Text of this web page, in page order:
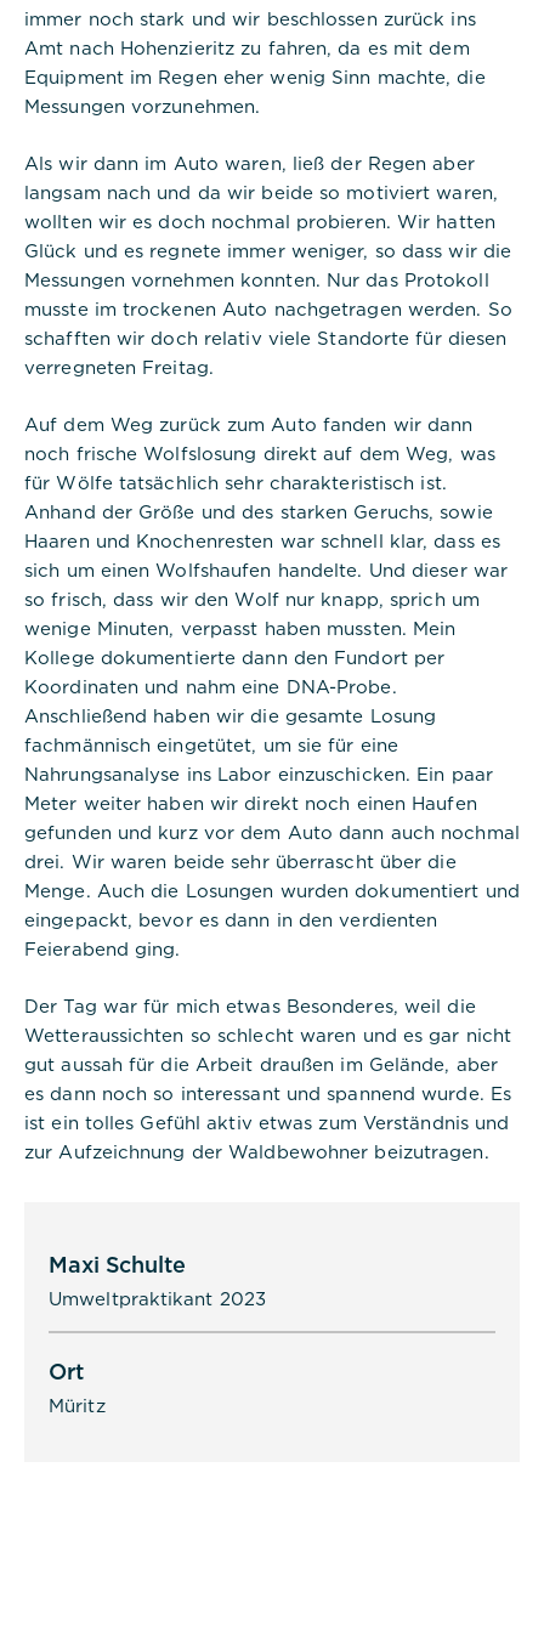
immer noch stark und wir beschlossen zurück ins
Amt nach Hohenzieritz zu fahren, da es mit dem
Equipment im Regen eher wenig Sinn machte, die
Messungen vorzunehmen.
Als wir dann im Auto waren, ließ der Regen aber
langsam nach und da wir beide so motiviert waren,
wollten wir es doch nochmal probieren. Wir hatten
Glück und es regnete immer weniger, so dass wir die
Messungen vornehmen konnten. Nur das Protokoll
musste im trockenen Auto nachgetragen werden. So
schafften wir doch relativ viele Standorte für diesen
verregneten Freitag.
Auf dem Weg zurück zum Auto fanden wir dann
noch frische Wolfslosung direkt auf dem Weg, was
für Wölfe tatsächlich sehr charakteristisch ist.
Anhand der Größe und des starken Geruchs, sowie
Haaren und Knochenresten war schnell klar, dass es
sich um einen Wolfshaufen handelte. Und dieser war
so frisch, dass wir den Wolf nur knapp, sprich um
wenige Minuten, verpasst haben mussten. Mein
Kollege dokumentierte dann den Fundort per
Koordinaten und nahm eine DNA-Probe.
Anschließend haben wir die gesamte Losung
fachmännisch eingetütet, um sie für eine
Nahrungsanalyse ins Labor einzuschicken. Ein paar
Meter weiter haben wir direkt noch einen Haufen
gefunden und kurz vor dem Auto dann auch nochmal
drei. Wir waren beide sehr überrascht über die
Menge. Auch die Losungen wurden dokumentiert und
eingepackt, bevor es dann in den verdienten
Feierabend ging.
Der Tag war für mich etwas Besonderes, weil die
Wetteraussichten so schlecht waren und es gar nicht
gut aussah für die Arbeit draußen im Gelände, aber
es dann noch so interessant und spannend wurde. Es
ist ein tolles Gefühl aktiv etwas zum Verständnis und
zur Aufzeichnung der Waldbewohner beizutragen.
Maxi Schulte
Umweltpraktikant 2023
Ort
Müritz